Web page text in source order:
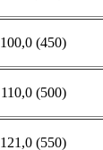
100,0 (450)
110,0 (500)
121,0 (550)